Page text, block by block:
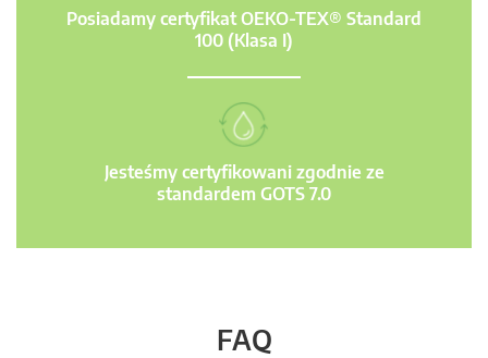
Posiadamy certyfikat OEKO-TEX® Standard
100 (Klasa I)
Jesteśmy certyfikowani zgodnie ze
standardem GOTS 7.0
FAQ